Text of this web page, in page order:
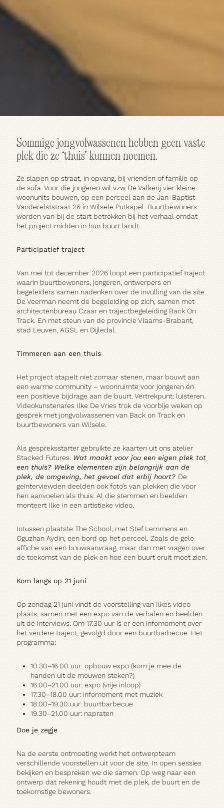
Huur een ruimte
Praktisch
Contact
MARIALEI 25
2018 ANTWERPEN
INFO@VEERMAN.BE
|EN
Sommige jongvolwassenen hebben geen vaste
plek die ze ‘thuis’ kunnen noemen.
Ze slapen op straat, in opvang, bij vrienden of familie op
de sofa. Voor die jongeren wil vzw De Valkerij vier kleine
woonunits bouwen, op een perceel aan de Jan-Baptist
Vanderelststraat 26 in Wilsele Putkapel. Buurtbewoners
worden van bij de start betrokken bij het verhaal omdat
het project midden in hun buurt landt.
Participatief traject
Van mei tot december 2026 loopt een participatief traject
waarin buurtbewoners, jongeren, ontwerpers en
begeleiders samen nadenken over de invulling van de site.
De Veerman neemt de begeleiding op zich, samen met
architectenbureau Czaar en trajectbegeleiding Back On
Track. En met steun van de provincie Vlaams-Brabant,
stad Leuven, AGSL en Dijledal.
Timmeren aan een thuis
Het project stapelt niet zomaar stenen, maar bouwt aan
een warme community – woonruimte voor jongeren én
een positieve bijdrage aan de buurt. Vertrekpunt: luisteren.
Videokunstenares Ilke De Vries trok de voorbije weken op
gesprek met jongvolwassenen van Back on Track en
buurtbewoners van Wilsele.
Als gespreksstarter gebruikte ze kaarten uit ons atelier
Stacked Futures. Wat maakt voor jou een eigen plek tot
een thuis? Welke elementen zijn belangrijk aan de
plek, de omgeving, het gevoel dat erbij hoort? De
geïnterviewden deelden ook foto’s van plekken die voor
hen aanvoelen als thuis. Al die stemmen en beelden
monteert Ilke in een artistieke video.
Intussen plaatste The School, met Stef Lemmens en
Oguzhan Aydin, een bord op het perceel. Zoals de gele
affiche van een bouwaanvraag, maar dan met vragen over
de toekomst van de plek en hoe een buurt eruit moet zien.
Kom langs op 21 juni
Op zondag 21 juni vindt de voorstelling van Ilkes video
plaats, samen met een expo van de verhalen en beelden
uit de interviews. Om 17.30 uur is er een infomoment over
het verdere traject, gevolgd door een buurtbarbecue. Het
programma:
10.30–16.00 uur: opbouw expo (kom je mee de
handen uit de mouwen steken?)
16.00–21.00 uur: expo (vrije inloop)
17.30–18.00 uur: infomoment met muziek
18.00–19.30 uur: buurtbarbecue
19.30–21.00 uur: napraten
Doe je zegje
Na de eerste ontmoeting werkt het ontwerpteam
verschillende voorstellen uit voor de site. In open sessies
bekijken en bespreken we die samen. Op weg naar een
ontwerp dat rekening houdt met de plek, de buurt en de
toekomstige bewoners.